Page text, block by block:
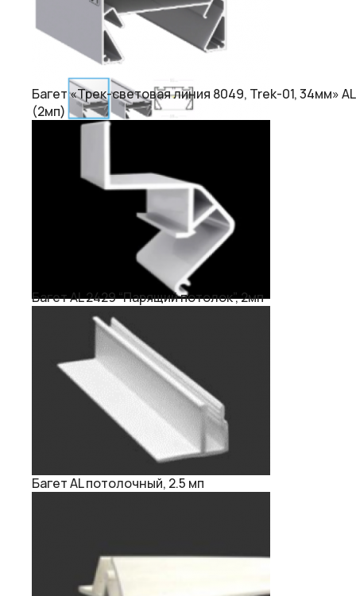
Багет «Трек-световая линия 8049, Trek-01, 34мм» AL
(2мп)
Багет AL 2429 “Парящий потолок”, 2мп
Багет AL потолочный, 2.5 мп